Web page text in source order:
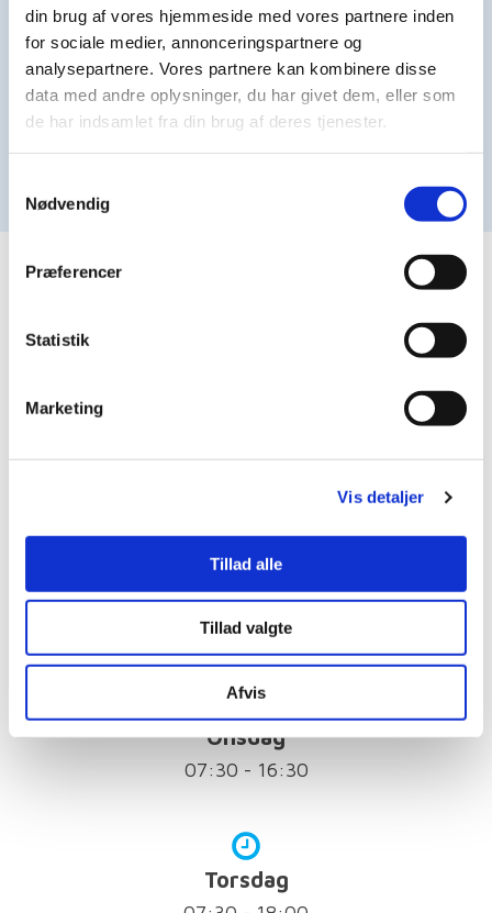
din brug af vores hjemmeside med vores partnere inden
for sociale medier, annonceringspartnere og
analysepartnere. Vores partnere kan kombinere disse
data med andre oplysninger, du har givet dem, eller som
de har indsamlet fra din brug af deres tjenester.
Nødvendig
Præferencer
Statistik
Marketing
Vis detaljer
Tillad alle
Tillad valgte
Afvis
En tand bro kan være en
løsning
du vide mere om tand bro, så læs mere
Tirsdag
07:30 - 16:30
Onsdag
07:30 - 16:30
Torsdag